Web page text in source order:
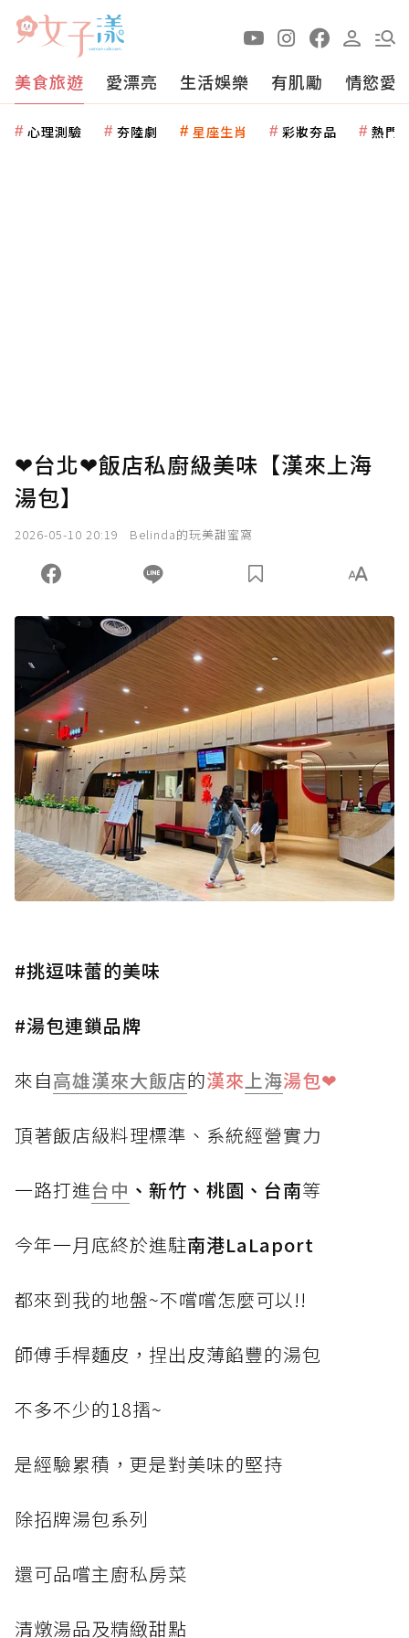
美食旅遊 愛漂亮 生活娛樂 有肌勵 情慾愛
心理測驗 夯陸劇 星座生肖 彩妝夯品 熱門
❤台北❤飯店私廚級美味【漢來上海
湯包】
2026-05-10 20:19 Belinda的玩美甜蜜窩
#挑逗味蕾的美味
#湯包連鎖品牌
來自高雄漢來大飯店的漢來上海湯包❤
頂著飯店級料理標準、系統經營實力
一路打進台中 、新竹、桃園、台南等
今年一月底終於進駐南港LaLaport
都來到我的地盤~不嚐嚐怎麼可以!!
師傅手桿麵皮，捏出皮薄餡豐的湯包
不多不少的18摺~
是經驗累積，更是對美味的堅持
除招牌湯包系列
還可品嚐主廚私房菜
清燉湯品及精緻甜點